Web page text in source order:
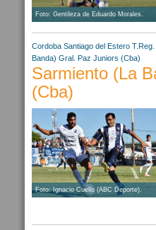
Foto: Gentileza de Eduardo Morales.
Cordoba Santiago del Estero
Banda) Gral. Paz Juniors (Cba)
Sarmiento (La
(Cba)
Foto: Ignacio Cuello (ABC Deporte).